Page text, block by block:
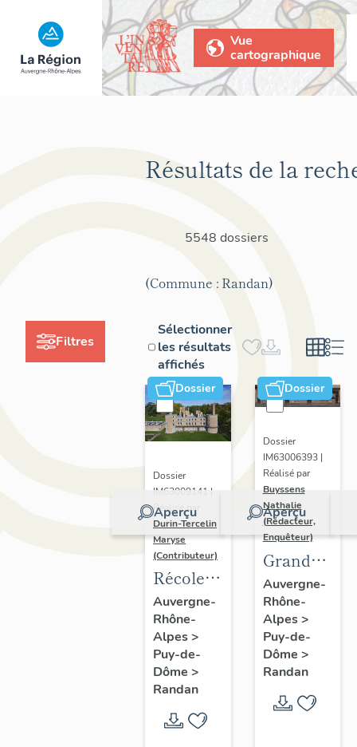
Vue
cartographique
Filtres
Résultats de la
5548 dossiers
(Commune : Randan)
Sélectionner
les résultats
affichés
Dossier
Aperçu
Dossier
IM63009141 |
Réalisé par
Durin-Tercelin
Maryse
(Contributeur)
Récolement-
inventaire
du fonds
mobilier
du
domaine
royal de
Randan
Auvergne-
Rhône-
Alpes>
Puy-de-
Dôme >
Randan
Dossier
Aperçu
Dossier
IM63006393 |
Réalisé par
Buyssens
Nathalie
(Rédacteur,
Enquêteur)
Grand
potager
Auvergne-
Rhône-
Alpes>
Puy-de-
Dôme >
Randan